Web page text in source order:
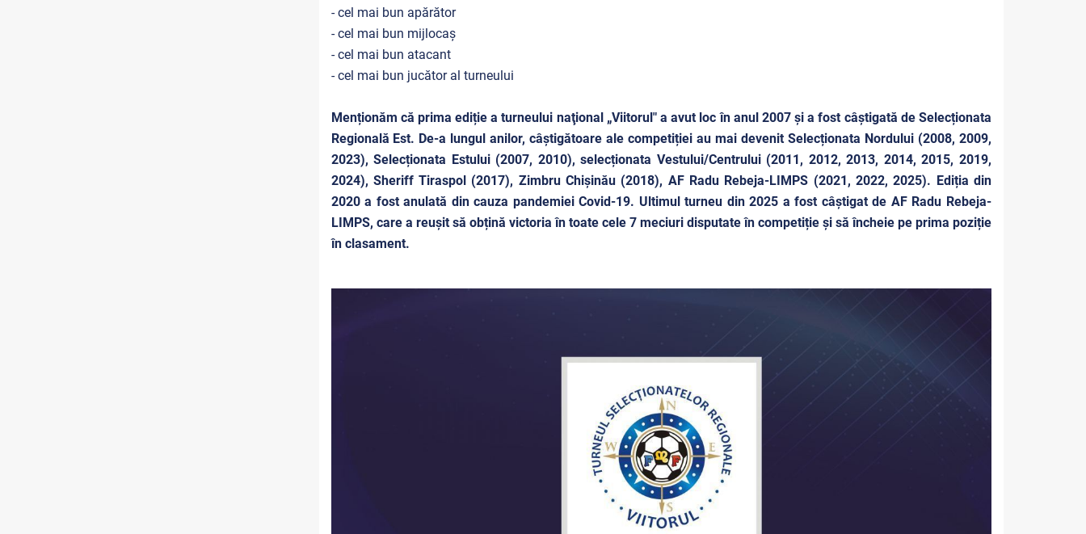
- cel mai bun apărător
- cel mai bun mijlocaș
- cel mai bun atacant
- cel mai bun jucător al turneului
Menționăm că prima ediție a turneului naţional „Viitorul" a avut loc în anul 2007 și a fost câștigată de Selecționata
Regională Est. De-a lungul anilor, câștigătoare ale competiției au mai devenit Selecționata Nordului (2008, 2009,
2023), Selecționata Estului (2007, 2010), selecționata Vestului/Centrului (2011, 2012, 2013, 2014, 2015, 2019,
2024), Sheriff Tiraspol (2017), Zimbru Chișinău (2018), AF Radu Rebeja-LIMPS (2021, 2022, 2025). Ediția din
2020 a fost anulată din cauza pandemiei Covid-19. Ultimul turneu din 2025 a fost câștigat de AF Radu Rebeja-
LIMPS, care a reușit să obțină victoria în toate cele 7 meciuri disputate în competiție și să încheie pe prima poziție
în clasament.